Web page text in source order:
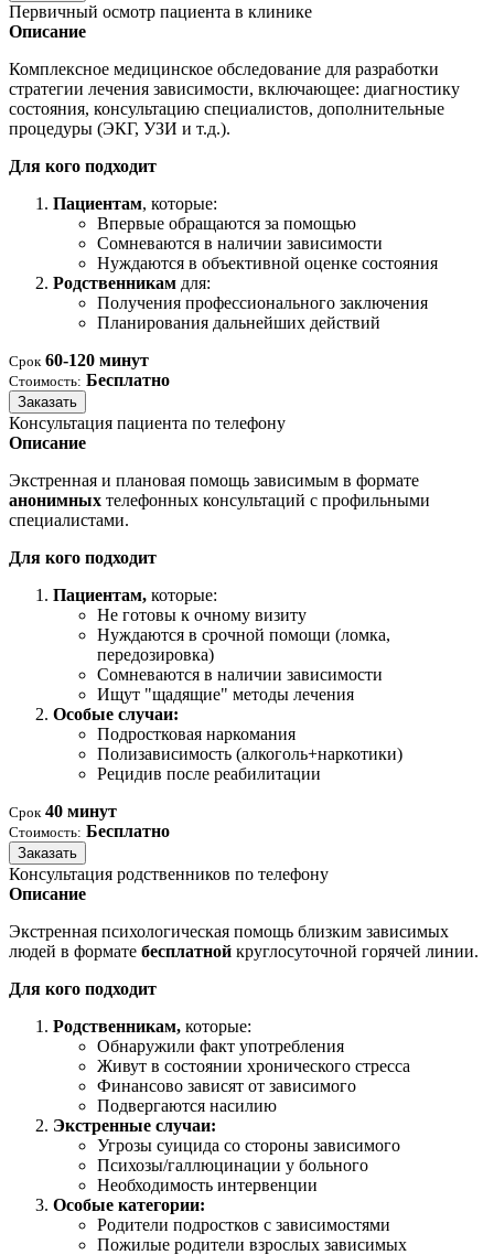
Первичный осмотр пациента в клинике
Описание
Комплексное медицинское обследование для разработки
стратегии лечения зависимости, включающее: диагностику
состояния, консультацию специалистов, дополнительные
процедуры (ЭКГ, УЗИ и т.д.).
Для кого подходит
Пациентам, которые:
Впервые обращаются за помощью
Сомневаются в наличии зависимости
Нуждаются в объективной оценке состояния
Родственникам для:
Получения профессионального заключения
Планирования дальнейших действий
Срок 60-120 минут
Стоимость: Бесплатно
Заказать
Консультация пациента по телефону
Описание
Экстренная и плановая помощь зависимым в формате
анонимных телефонных консультаций с профильными
специалистами.
Для кого подходит
Пациентам, которые:
Не готовы к очному визиту
Нуждаются в срочной помощи (ломка,
передозировка)
Сомневаются в наличии зависимости
Ищут "щадящие" методы лечения
Особые случаи:
Подростковая наркомания
Полизависимость (алкоголь+наркотики)
Рецидив после реабилитации
Срок 40 минут
Стоимость: Бесплатно
Заказать
Консультация родственников по телефону
Описание
Экстренная психологическая помощь близким зависимых
людей в формате бесплатной круглосуточной горячей линии.
Для кого подходит
Родственникам, которые:
Обнаружили факт употребления
Живут в состоянии хронического стресса
Финансово зависят от зависимого
Подвергаются насилию
Экстренные случаи:
Угрозы суицида со стороны зависимого
Психозы/галлюцинации у больного
Необходимость интервенции
Особые категории:
Родители подростков с зависимостями
Пожилые родители взрослых зависимых